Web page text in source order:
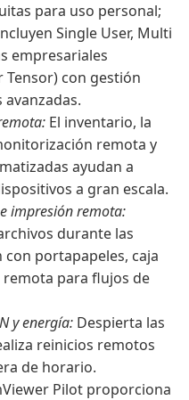
para uso personal;
Single User, Multi
empresariales
Tensor) con gestión
El inventario, la
remota y
ayudan a
a gran escala.
impresión remota:
durante las
portapapeles, caja
para flujos de
y energía: Despierta las
reinicios remotos
de horario.
Pilot proporciona